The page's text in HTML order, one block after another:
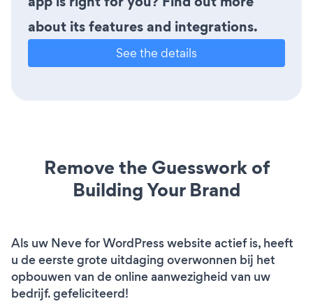
about its features and integrations.
See the details
Remove the Guesswork of
Building Your Brand
Als uw Neve for WordPress website actief is, heeft
u de eerste grote uitdaging overwonnen bij het
opbouwen van de online aanwezigheid van uw
bedrijf. gefeliciteerd!